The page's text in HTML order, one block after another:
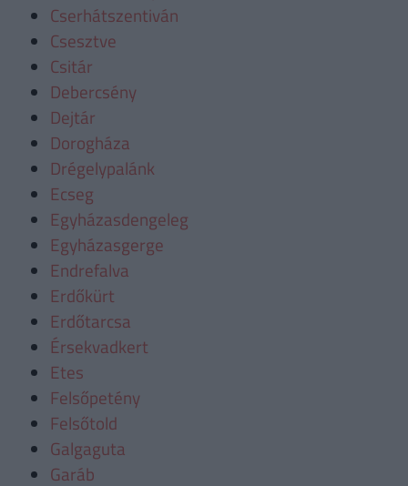
Cserhátszentiván
Csesztve
Csitár
Debercsény
Dejtár
Dorogháza
Drégelypalánk
Ecseg
Egyházasdengeleg
Egyházasgerge
Endrefalva
Erdőkürt
Erdőtarcsa
Érsekvadkert
Etes
Felsőpetény
Felsőtold
Galgaguta
Garáb